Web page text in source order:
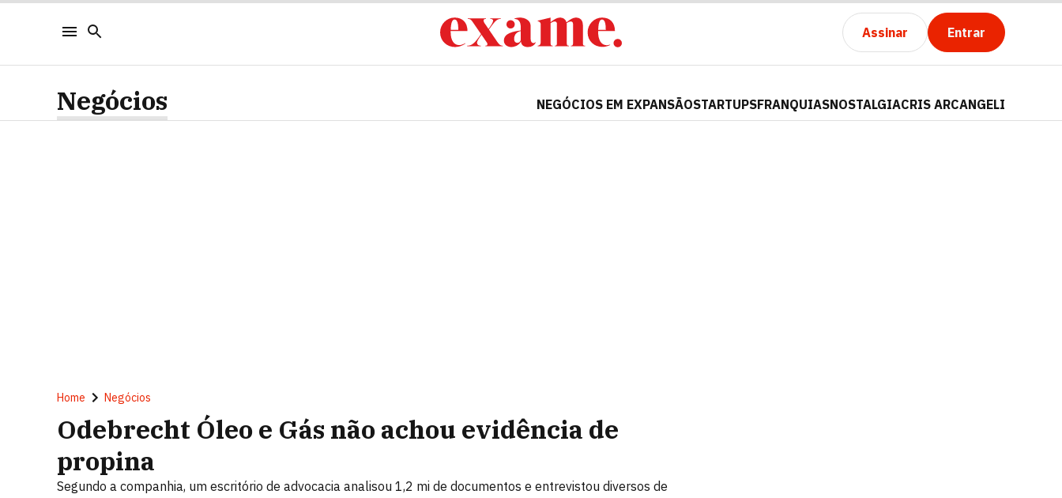
Assinar Entrar
Negócios NEGÓCIOS EM EXPANSÃOSTARTUPSFRANQUIASNOSTALGIACRIS ARCANGELI
Home Negócios
Odebrecht Óleo e Gás não achou evidência de
propina
Segundo a companhia, um escritório de advocacia analisou 1,2 mi de documentos e entrevistou diversos de